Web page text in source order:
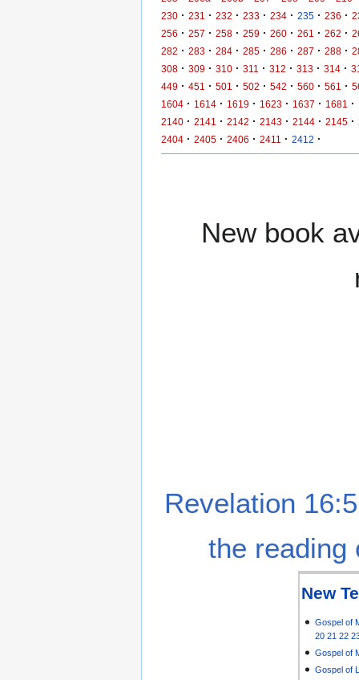
230 · 231 · 232 · 233 · 234 · 235 · 236 ·
256 · 257 · 258 · 259 · 260 · 261 · 262 ·
282 · 283 · 284 · 285 · 286 · 287 · 288 ·
308 · 309 · 310 · 311 · 312 · 313 · 314 ·
449 · 451 · 501 · 502 · 542 · 560 · 561 ·
1604 · 1614 · 1619 · 1623 · 1637 · 1681 ·
2140 · 2141 · 2142 · 2143 · 2144 · 2145 ·
2404 · 2405 · 2406 · 2411 · 2412 ·
New book
Revelation
the reading
New
Gospel of
20 21 22
Gospel of
Gospel of